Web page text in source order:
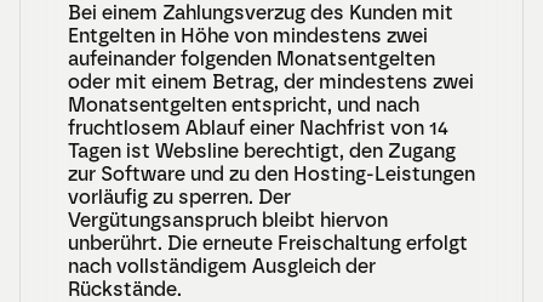
Bei einem Zahlungsverzug des Kunden mit
Entgelten in Höhe von mindestens zwei
aufeinander folgenden Monatsentgelten
oder mit einem Betrag, der mindestens zwei
Monatsentgelten entspricht, und nach
fruchtlosem Ablauf einer Nachfrist von 14
Tagen ist Websline berechtigt, den Zugang
zur Software und zu den Hosting-Leistungen
vorläufig zu sperren. Der
Vergütungsanspruch bleibt hiervon
unberührt. Die erneute Freischaltung erfolgt
nach vollständigem Ausgleich der
Rückstände.